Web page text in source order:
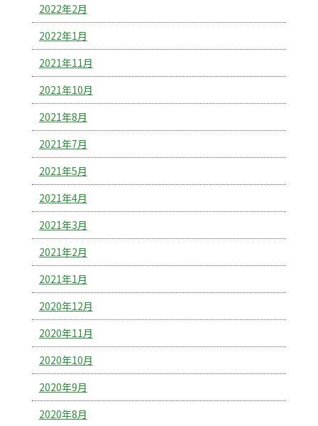
2022年2月
2022年1月
2021年11月
2021年10月
2021年8月
2021年7月
2021年5月
2021年4月
2021年3月
2021年2月
2021年1月
2020年12月
2020年11月
2020年10月
2020年9月
2020年8月